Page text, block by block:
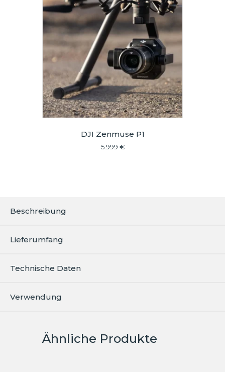
DJI Zenmuse P1
5.999 €
Beschreibung
Lieferumfang
Technische Daten
Verwendung
Ähnliche Produkte